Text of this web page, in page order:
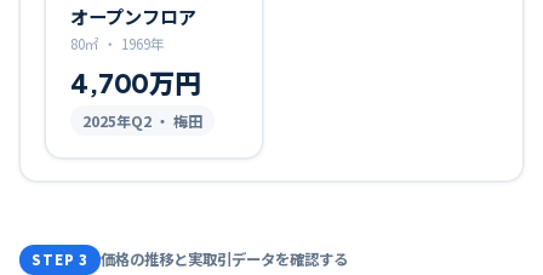
オープンフロア
80㎡ ・ 1969年
4,700万円
2025年Q2 ・ 梅田
STEP 3 価格の推移と実取引データを確認する